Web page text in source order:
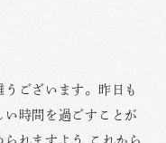
ございます。昨日も
時間を過ごすことが
れますよう これから